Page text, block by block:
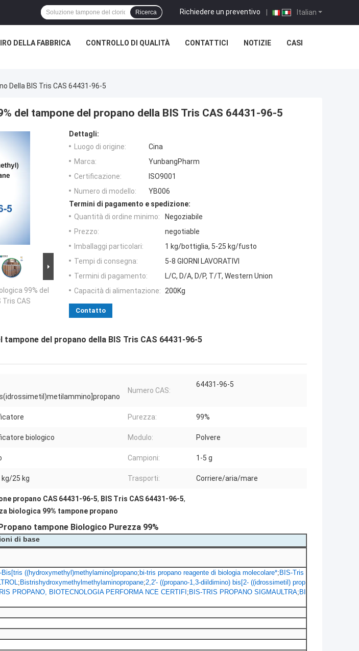
Italian
Richiedere un preventivo |
Ricerca
DELLA FABBRICA CONTROLLO DI QUALITÀ CONTATTICI NOTIZIE CASI
Della BIS Tris CAS 64431-96-5
del tampone del propano della BIS Tris CAS 64431-96-5
99% del
CAS
Dettagli:
Luogo di origine:
Cina
Marca:
YunbangPharm
Certificazione:
ISO9001
Numero di modello:
YB006
Termini di pagamento e spedizione:
Quantità di ordine minimo:
Negoziabile
Prezzo:
negotiable
Imballaggi particolari:
1 kg/bottiglia, 5-25 kg/fusto
Tempi di consegna:
5-8 GIORNI LAVORATIVI
Termini di pagamento:
L/C, D/A, D/P, T/T, Western Union
Capacità di alimentazione: 200Kg
Contatto
tampone del propano della BIS Tris CAS 64431-96-5
Numero CAS:
64431-96-5
Purezza: 99%
biologico Modulo: Polvere
Campioni: 1-5 g
kg/25 kg Trasporti: Corriere/aria/mare
propano CAS 64431-96-5, BIS Tris CAS 64431-96-5,
biologica 99% tampone propano
tampone Biologico Purezza 99%
di base
((hydroxymethyl)methylamino]propano; bi-tris propano reagente di biologia molecolare*; BIS-Tris
; Bistrishydroxymethylmethylaminopropane;2,2'- ((propano-1,3-diildimino) bis[2- ((idrossimetil) prop
PROPANO, BIOTECNOLOGIA PERFORMA NCE CERTIFI ; BIS-TRIS PROPANO SIGMAULTRA; BI